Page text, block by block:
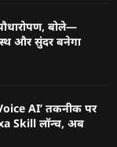
बोले—
और सुंदर बनेगा
AI’ तकनीक पर
Skill लॉन्च, अब